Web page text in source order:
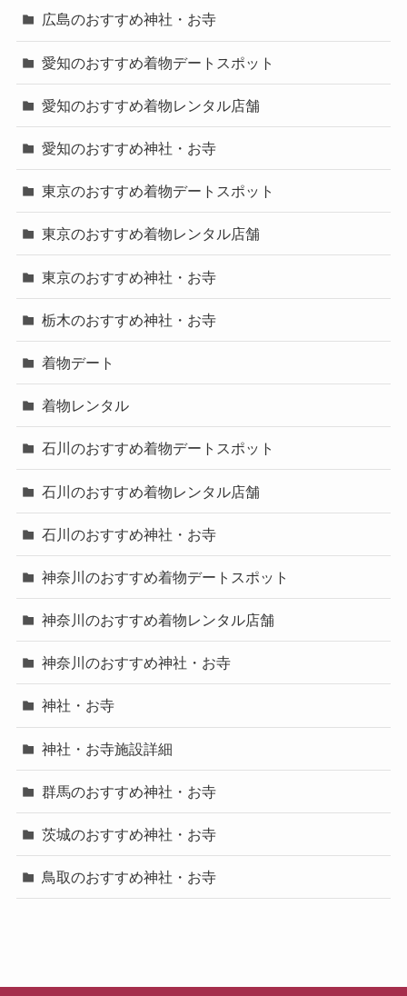
広島のおすすめ神社・お寺
愛知のおすすめ着物デートスポット
愛知のおすすめ着物レンタル店舗
愛知のおすすめ神社・お寺
東京のおすすめ着物デートスポット
東京のおすすめ着物レンタル店舗
東京のおすすめ神社・お寺
栃木のおすすめ神社・お寺
着物デート
着物レンタル
石川のおすすめ着物デートスポット
石川のおすすめ着物レンタル店舗
石川のおすすめ神社・お寺
神奈川のおすすめ着物デートスポット
神奈川のおすすめ着物レンタル店舗
神奈川のおすすめ神社・お寺
神社・お寺
神社・お寺施設詳細
群馬のおすすめ神社・お寺
茨城のおすすめ神社・お寺
鳥取のおすすめ神社・お寺